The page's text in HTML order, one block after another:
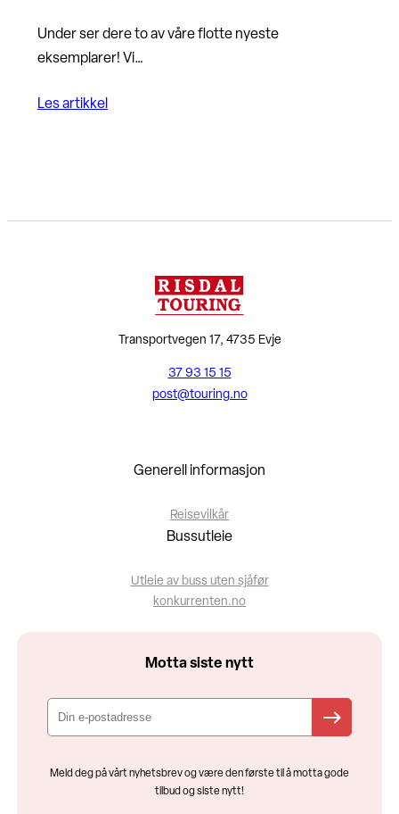
Under ser dere to av våre flotte nyeste
eksemplarer! Vi…
Les artikkel
Transportvegen 17, 4735 Evje
37 93 15 15
post@touring.no
Generell informasjon
Reisevilkår
Bussutleie
Utleie av buss uten sjåfør
konkurrenten.no
Motta siste nytt
Meld deg på vårt nyhetsbrev og være den første til å motta gode
tilbud og siste nytt!